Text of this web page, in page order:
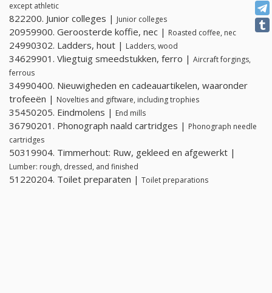
except athletic
822200. Junior colleges | Junior colleges
20959900. Geroosterde koffie, nec | Roasted coffee, nec
24990302. Ladders, hout | Ladders, wood
34629901. Vliegtuig smeedstukken, ferro | Aircraft forgings,
ferrous
34990400. Nieuwigheden en cadeauartikelen, waaronder
trofeeën | Novelties and giftware, including trophies
35450205. Eindmolens | End mills
36790201. Phonograph naald cartridges | Phonograph needle
cartridges
50319904. Timmerhout: Ruw, gekleed en afgewerkt |
Lumber: rough, dressed, and finished
51220204. Toilet preparaten | Toilet preparations